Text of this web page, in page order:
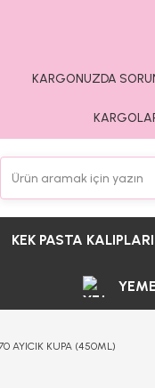
KARGONUZDA
KEK PASTA KALIPLARI